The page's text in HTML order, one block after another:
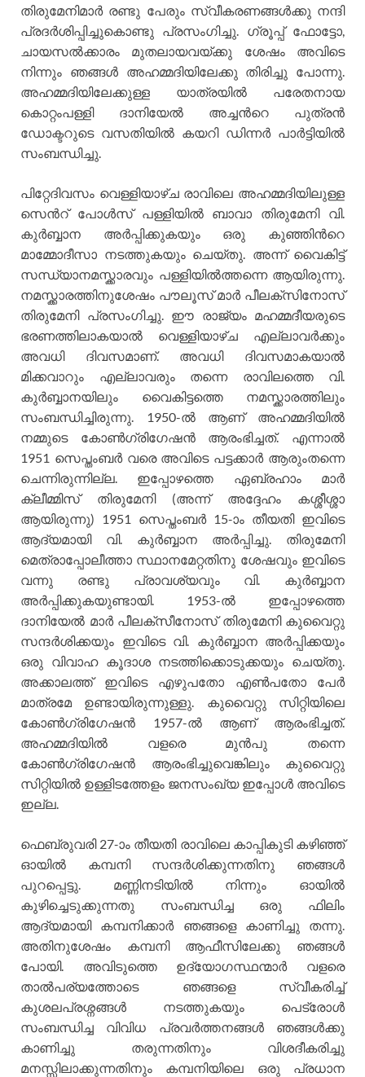
തിരുമേനിമാര്‍ രണ്ടു പേരും സ്വീകരണങ്ങള്‍ക്കു നന്ദി
പ്രദര്‍ശിപ്പിച്ചുകൊണ്ടു പ്രസംഗിച്ചു. ഗ്രൂപ്പ് ഫോട്ടോ,
ചായസല്‍ക്കാരം മുതലായവയ്ക്കു ശേഷം അവിടെ
നിന്നും ഞങ്ങള്‍ അഹമ്മദിയിലേക്കു തിരിച്ചു പോന്നു.
അഹമ്മദിയിലേക്കുള്ള യാത്രയില്‍ പരേതനായ
കൊറ്റംപള്ളി ദാനിയേല്‍ അച്ചന്‍റെ പുത്രന്‍
ഡോക്ടറുടെ വസതിയില്‍ കയറി ഡിന്നര്‍ പാര്‍ട്ടിയില്‍
സംബന്ധിച്ചു.
പിറ്റേദിവസം വെള്ളിയാഴ്ച രാവിലെ അഹമ്മദിയിലുള്ള
സെന്‍റ് പോള്‍സ് പള്ളിയില്‍ ബാവാ തിരുമേനി വി.
കുര്‍ബ്ബാന അര്‍പ്പിക്കുകയും ഒരു കുഞ്ഞിന്‍റെ
മാമ്മോദീസാ നടത്തുകയും ചെയ്തു. അന്ന് വൈകിട്ട്
സന്ധ്യാനമസ്ക്കാരവും പള്ളിയില്‍ത്തന്നെ ആയിരുന്നു.
നമസ്ക്കാരത്തിനുശേഷം പൗലൂസ് മാര്‍ പീലക്സിനോസ്
തിരുമേനി പ്രസംഗിച്ചു. ഈ രാജ്യം മഹമ്മദീയരുടെ
ഭരണത്തിലാകയാല്‍ വെള്ളിയാഴ്ച എല്ലാവര്‍ക്കും
അവധി ദിവസമാണ്. അവധി ദിവസമാകയാല്‍
മിക്കവാറും എല്ലാവരും തന്നെ രാവിലത്തെ വി.
കുര്‍ബ്ബാനയിലും വൈകിട്ടത്തെ നമസ്ക്കാരത്തിലും
സംബന്ധിച്ചിരുന്നു. 1950-ല്‍ ആണ് അഹമ്മദിയില്‍
നമ്മുടെ കോണ്‍ഗ്രിഗേഷന്‍ ആരംഭിച്ചത്. എന്നാല്‍
1951 സെപ്തംബര്‍ വരെ അവിടെ പട്ടക്കാര്‍ ആരുംതന്നെ
ചെന്നിരുന്നില്ല. ഇപ്പോഴത്തെ ഏബ്രഹാം മാര്‍
ക്ലീമ്മിസ് തിരുമേനി (അന്ന് അദ്ദേഹം കശ്ശീശ്ശാ
ആയിരുന്നു) 1951 സെപ്തംബര്‍ 15-ാം തീയതി ഇവിടെ
ആദ്യമായി വി. കുര്‍ബ്ബാന അര്‍പ്പിച്ചു. തിരുമേനി
മെത്രാപ്പോലീത്താ സ്ഥാനമേറ്റതിനു ശേഷവും ഇവിടെ
വന്നു രണ്ടു പ്രാവശ്യവും വി. കുര്‍ബ്ബാന
അര്‍പ്പിക്കുകയുണ്ടായി. 1953-ല്‍ ഇപ്പോഴത്തെ
ദാനിയേല്‍ മാര്‍ പീലക്സീനോസ് തിരുമേനി കുവൈറ്റു
സന്ദര്‍ശിക്കയും ഇവിടെ വി. കുര്‍ബ്ബാന അര്‍പ്പിക്കയും
ഒരു വിവാഹ കൂദാശ നടത്തിക്കൊടുക്കയും ചെയ്തു.
അക്കാലത്ത് ഇവിടെ എഴുപതോ എണ്‍പതോ പേര്‍
മാത്രമേ ഉണ്ടായിരുന്നുള്ളു. കുവൈറ്റു സിറ്റിയിലെ
കോണ്‍ഗ്രിഗേഷന്‍ 1957-ല്‍ ആണ് ആരംഭിച്ചത്.
അഹമ്മദിയില്‍ വളരെ മുന്‍പു തന്നെ
കോണ്‍ഗ്രിഗേഷന്‍ ആരംഭിച്ചുവെങ്കിലും കുവൈറ്റു
സിറ്റിയില്‍ ഉള്ളിടത്തേളം ജനസംഖ്യ ഇപ്പോള്‍ അവിടെ
ഇല്ല.
ഫെബ്രുവരി 27-ാം തീയതി രാവിലെ കാപ്പികുടി കഴിഞ്ഞ്
ഓയില്‍ കമ്പനി സന്ദര്‍ശിക്കുന്നതിനു ഞങ്ങള്‍
പുറപ്പെട്ടു. മണ്ണിനടിയില്‍ നിന്നും ഓയില്‍
കുഴിച്ചെടുക്കുന്നതു സംബന്ധിച്ച ഒരു ഫിലിം
ആദ്യമായി കമ്പനിക്കാര്‍ ഞങ്ങളെ കാണിച്ചു തന്നു.
അതിനുശേഷം കമ്പനി ആഫീസിലേക്കു ഞങ്ങള്‍
പോയി. അവിടുത്തെ ഉദ്യോഗസ്ഥന്മാര്‍ വളരെ
താല്‍പര്യത്തോടെ ഞങ്ങളെ സ്വീകരിച്ച്
കുശലപ്രശ്നങ്ങള്‍ നടത്തുകയും പെട്രോള്‍
സംബന്ധിച്ച വിവിധ പ്രവര്‍ത്തനങ്ങള്‍ ഞങ്ങള്‍ക്കു
കാണിച്ചു തരുന്നതിനും വിശദീകരിച്ചു
മനസ്സിലാക്കുന്നതിനും കമ്പനിയിലെ ഒരു പ്രധാന